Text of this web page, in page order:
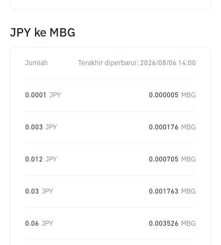
JPY ke MBG
Jumlah Terakhir diperbarui: 2026/08/06 14:00
0.0001 JPY 0.000005 MBG
0.003 JPY 0.000176 MBG
0.012 JPY 0.000705 MBG
0.03 JPY 0.001763 MBG
0.06 JPY 0.003526 MBG